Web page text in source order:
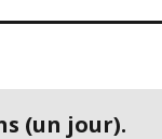
(un jour).